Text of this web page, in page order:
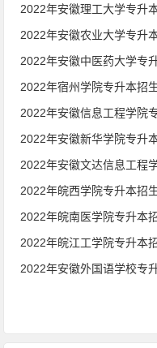
2022年安徽农业大学专升
2022年安徽中医药大学专
2022年宿州学院专升本招
2022年安徽信息工程学院
2022年安徽新华学院专升
2022年安徽文达信息工程
2022年皖西学院专升本招
2022年皖南医学院专升本
2022年皖江工学院专升本